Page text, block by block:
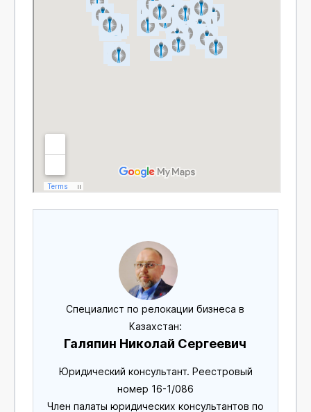
Специалист по релокации бизнеса в
Казахстан:
Галяпин Николай Сергеевич
Юридический консультант. Реестровый
номер 16-1/086
Член палаты юридических консультантов по